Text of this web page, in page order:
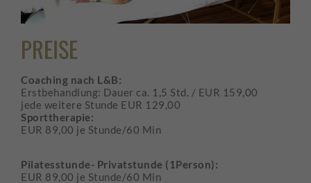
PREISE
Coaching nach L&B:
Erstbehandlung: Dauer ca. 1,5 Std. / EUR 159,00
jede weitere Stunde EUR 129,00
Sporttherapie:
EUR 89,00 je Stunde/60 Min
Pilatesstunde- Privatstunde (1Person):
EUR 89,00 je Stunde/60 Min